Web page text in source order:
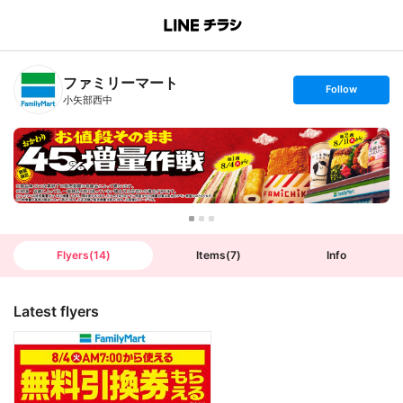
B
n
T
ファミリーマート
小矢部西中
s
t
o
l
l
o
w
Follow
Flyers(14) Items(7) Info
Latest flyers